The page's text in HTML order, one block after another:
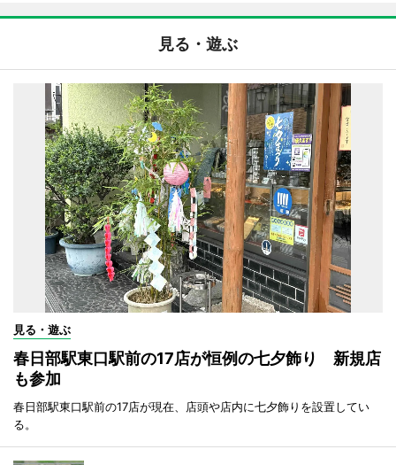
見る・遊ぶ
見る・遊ぶ
春日部駅東口駅前の17店が恒例の七夕飾り 新規店
も参加
春日部駅東口駅前の17店が現在、店頭や店内に七夕飾りを設置してい
る。